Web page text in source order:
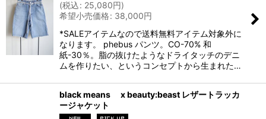
(税込: 25,080円)
希望小売価格: 38,000円
*SALEアイテムなので送料無料アイテム対象外に
なります。 phebus パンツ。CO-70% 和
紙-30％。脂の抜けたようなドライタッチのデニ
ムを作りたい、というコンセプトから生まれた…
black means x beauty:beast レザートラッカ
ージャケット